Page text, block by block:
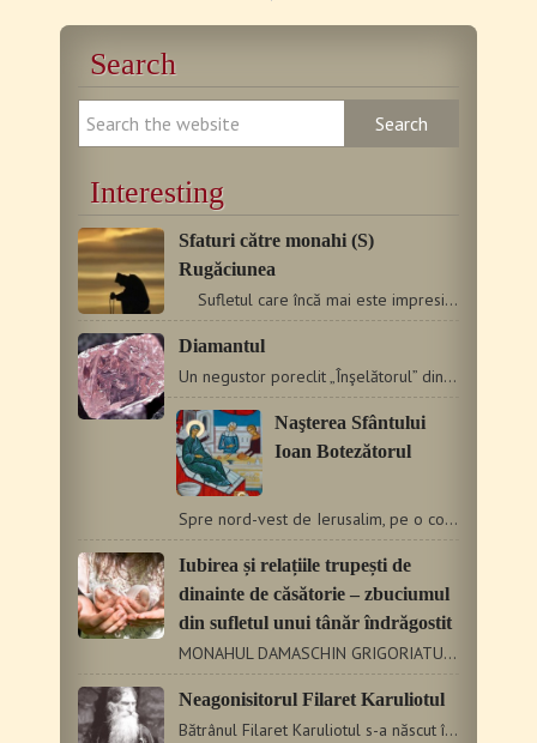
Search
Interesting
Sfaturi către monahi (S)
Rugăciunea
Sufletul care încă mai este impresionat de frumu­seţile…
Diamantul
Un negustor poreclit „Înşelătorul” din pricina înşelătoriilor…
Naşterea Sfântului
Ioan Botezătorul
Spre nord-vest de Ierusalim, pe o coastă ce străjuieşte azi…
Iubirea și relațiile trupești de
dinainte de căsătorie – zbuciumul
din sufletul unui tânăr îndrăgostit
MONAHUL DAMASCHIN GRIGORIATUL Un tânăr creștin se îndrăgostește…
Neagonisitorul Filaret Karuliotul
Bătrânul Filaret Karuliotul s-a născut în 1889 în orășelul…